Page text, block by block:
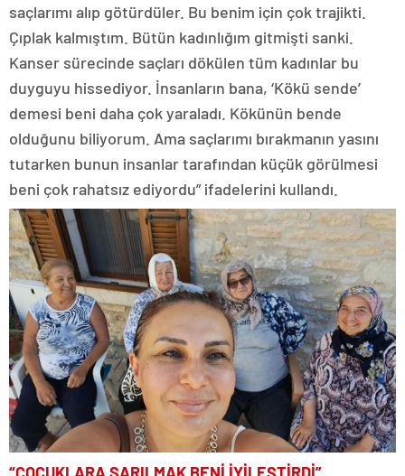
saçlarımı alıp götürdüler. Bu benim için çok trajikti.
Çıplak kalmıştım. Bütün kadınlığım gitmişti sanki.
Kanser sürecinde saçları dökülen tüm kadınlar bu
duyguyu hissediyor. İnsanların bana, ‘Kökü sende’
demesi beni daha çok yaraladı. Kökünün bende
olduğunu biliyorum. Ama saçlarımı bırakmanın yasını
tutarken bunun insanlar tarafından küçük görülmesi
beni çok rahatsız ediyordu” ifadelerini kullandı.